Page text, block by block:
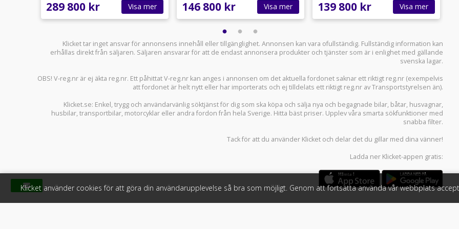
289 800 kr Visa mer 146 800 kr Visa mer 139 800 kr Visa mer
Klicket tar inget ansvar för annonsens innehåll eller tillgänglighet. Annonsen kan vara ofullständig. Fullständig information kan
erhållas direkt från säljaren. Säljaren ansvarar för att de endast annonsera produkter och tjänster som är i enlighet med gällande
svenska lagar.
OBS! V-reg.nr är ej äkta reg.nr. Ett påhittat V-reg.nr kan anges i annonsen om det aktuella fordonet saknar ett riktigt reg.nr (exempelvis
att fordonet är helt nytt eller har importerats och ej tilldelats ett riktigt reg.nr av Transportstyrelsen än).
Klicket.se: Enkel, trygg och användarvänlig söktjänst för dig som ska köpa och sälja nya och begagnade bilar, båtar, husvagnar,
husbilar,transportbilar, motorcyklar eller andra fordon från hela Sverige. Hitta bäst priser. Upplev våra smarta sökfunktioner med
snabba filter.
Tack för att du använder Klicket och delar det du gillar med dina vänner!
Ladda ner Klicket-appen gratis:
Klicket använder cookies för att göra din användarupplevelse så bra som möjligt. Genom att fortsätta använda vår webbplats